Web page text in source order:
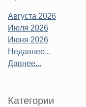
Августа 2026
Июля 2026
Июня 2026
Недавнее...
Давнее...
Категории